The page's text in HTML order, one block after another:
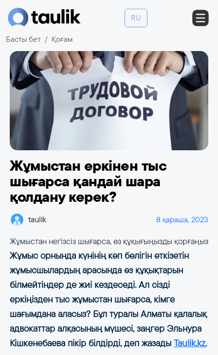
RU
Басты бет Қоғам
Жұмыстан еркінен тыс
шығарса қандай шара
қолдану керек?
taulik 8 қараша, 2023
Жұмыстан негізсіз шығарса, өз құқығыңызды қорғаңыз
Жұмыс орнында күнінің көп бөлігін өткізетін
жұмысшылардың арасында өз құқықтарын
білмейтіндер де жиі кездеседі. Ал сізді
еркіңізден тыс жұмыстан шығарса, кімге
шағымдана аласыз? Бұл туралы Алматы қалалық
адвокаттар алқасының мүшесі, заңгер Эльнура
Кішкенебаева пікір білдірді, деп жазады Taulik.kz.